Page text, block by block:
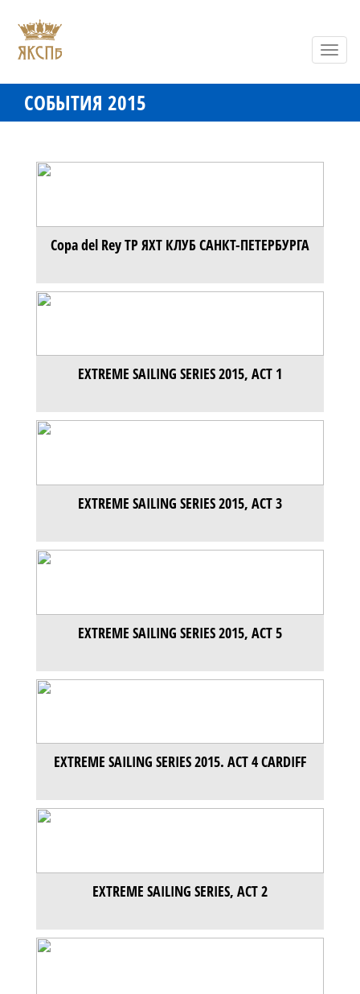
СОБЫТИЯ 2015
Copa del Rey TP ЯХТ КЛУБ САНКТ-ПЕТЕРБУРГА
EXTREME SAILING SERIES 2015, ACT 1
EXTREME SAILING SERIES 2015, ACT 3
EXTREME SAILING SERIES 2015, ACT 5
EXTREME SAILING SERIES 2015. ACT 4 CARDIFF
EXTREME SAILING SERIES, ACT 2